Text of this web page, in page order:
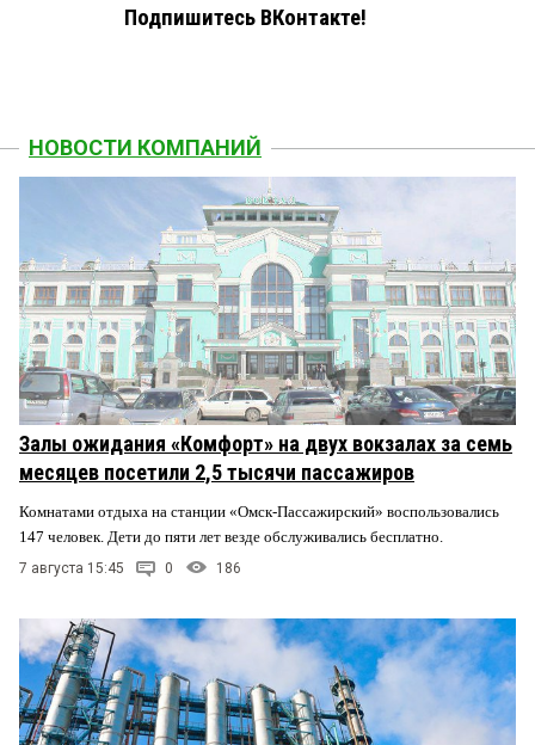
Подпишитесь ВКонтакте!
НОВОСТИ КОМПАНИЙ
Залы ожидания «Комфорт» на двух вокзалах за семь
месяцев посетили 2,5 тысячи пассажиров
Комнатами отдыха на станции «Омск-Пассажирский» воспользовались
147 человек. Дети до пяти лет везде обслуживались бесплатно.
7 августа 15:45 0 186